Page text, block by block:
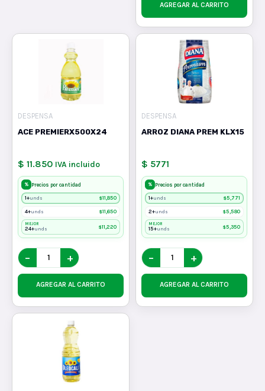
AGREGAR AL CARRITO
DESPENSA
ACE PREMIERX500X24
$ 11.850 IVA incluido
% Precios por cantidad
1+unds $11,850
4+unds $11,650
MEJOR
24+unds $11,220
− +
AGREGAR AL CARRITO
DESPENSA
ARROZ DIANA PREM KLX15
$ 5771
% Precios por cantidad
1+unds $5,771
2+unds $5,580
MEJOR
15+unds $5,350
− +
AGREGAR AL CARRITO